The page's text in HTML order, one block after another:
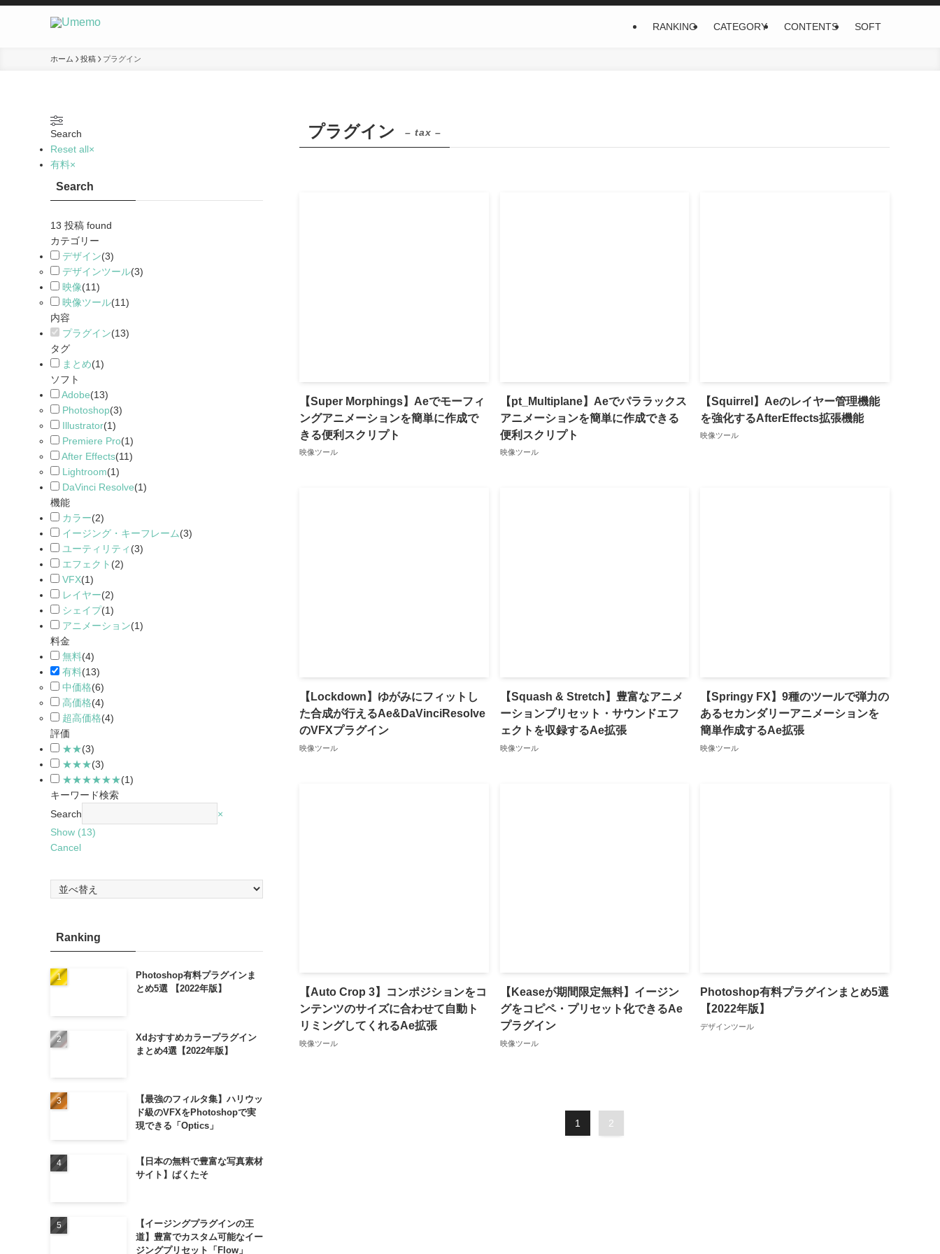
RANKING CATEGORY CONTENTS SOFT
ホーム 投稿 プラグイン
プラグイン – tax –
【Super Morphings】Aeでモーフィ
ングアニメーションを簡単に作成で
きる便利スクリプト
映像ツール
【pt_Multiplane】Aeでパララックス
アニメーションを簡単に作成できる
便利スクリプト
映像ツール
【Squirrel】Aeのレイヤー管理機能
を強化するAfterEffects拡張機能
映像ツール
【Lockdown】ゆがみにフィットし
た合成が行えるAe&DaVinciResolve
のVFXプラグイン
映像ツール
【Squash & Stretch】豊富なアニメ
ーションプリセット・サウンドエフ
ェクトを収録するAe拡張
映像ツール
【Springy FX】9種のツールで弾力の
あるセカンダリーアニメーションを
簡単作成するAe拡張
映像ツール
【Auto Crop 3】コンポジションをコ
ンテンツのサイズに合わせて自動ト
リミングしてくれるAe拡張
映像ツール
【Keaseが期間限定無料】イージン
グをコピペ・プリセット化できるAe
プラグイン
映像ツール
Photoshop有料プラグインまとめ5選
【2022年版】
デザインツール
1 2
Search
Reset all×
有料×
Search
13 投稿 found
カテゴリー
デザイン(3)
デザインツール(3)
映像(11)
映像ツール(11)
内容
プラグイン(13)
タグ
まとめ(1)
ソフト
Adobe(13)
Photoshop(3)
Illustrator(1)
Premiere Pro(1)
After Effects(11)
Lightroom(1)
DaVinci Resolve(1)
機能
カラー(2)
イージング・キーフレーム(3)
ユーティリティ (3)
エフェクト (2)
VFX(1)
レイヤー(2)
シェイプ(1)
アニメーション(1)
料金
無料(4)
有料(13)
中価格(6)
高価格(4)
超高価格(4)
評価
★★(3)
★★★(3)
★★★★★★(1)
キーワード検索
Search
×
Show (13)
Cancel
Ranking
Photoshop有料プラグインま
とめ5選 【2022年版】
Xdおすすめカラープラグイン
まとめ4選【2022年版】
【最強のフィルタ集】ハリウッ
ド級のVFXをPhotoshopで実
現できる「Optics」
【日本の無料で豊富な写真素材
サイト】ぱくたそ
【イージングプラグインの王
道】豊富でカスタム可能なイー
ジングプリセット「Flow」